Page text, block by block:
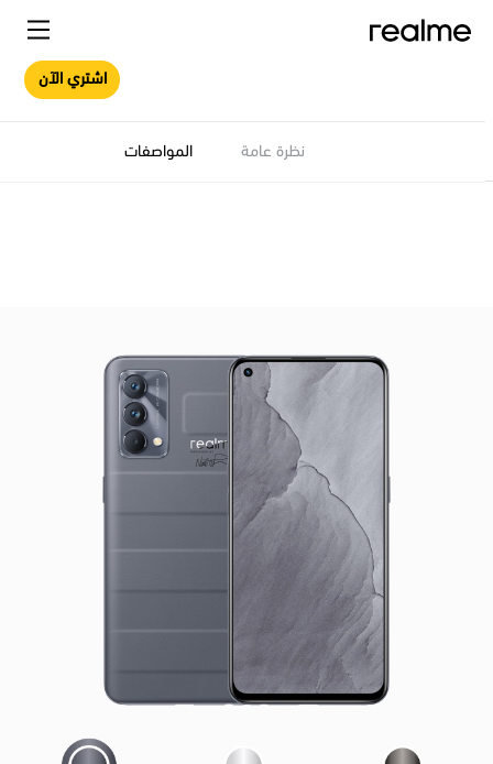
نظرة عامة المواصفات
اشتري الآن